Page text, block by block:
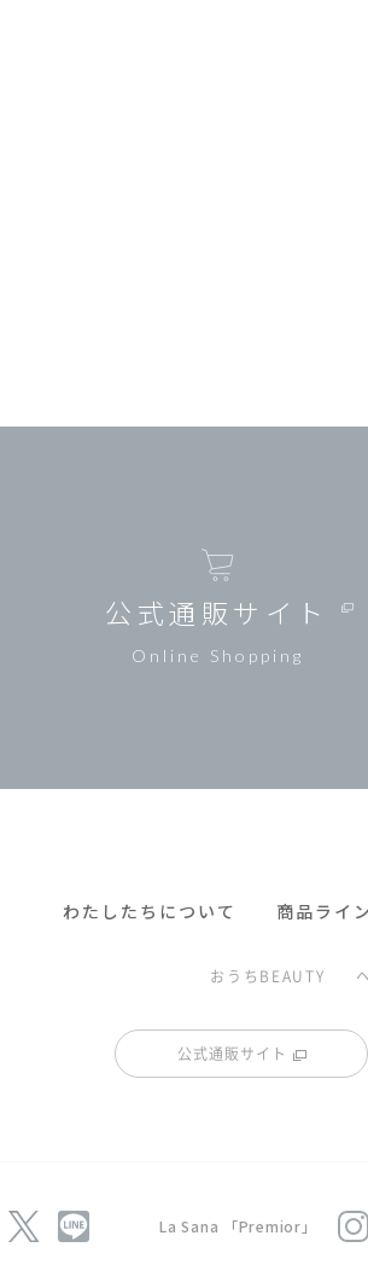
公式通販サイト
Online Shopping
わたしたちについて 商品ライ
おうちBEAUTY
公式通販サイト
La Sana 「Premior」